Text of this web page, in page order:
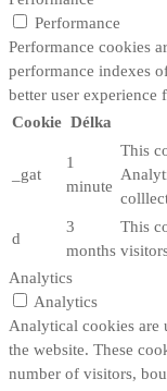
Performance
Performance cookies
performance indexes
better user experience
Cookie Délka
_gat
1
minute
This
d
3
months
This
Analytics
Analytics
Analytical cookies are
the website. These
number of visitors,